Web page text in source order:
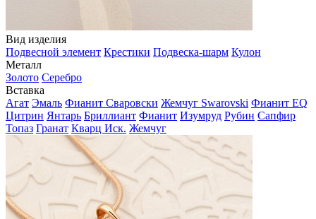
Вид изделия
Подвесной элемент Крестики Подвеска-шарм Кулон
Металл
Золото Серебро
Вставка
Агат Эмаль Фианит Сваровски Жемчуг Swarovski Фианит EQ
Цитрин Янтарь Бриллиант Фианит Изумруд Рубин Сапфир
Топаз Гранат Кварц Иск. Жемчуг